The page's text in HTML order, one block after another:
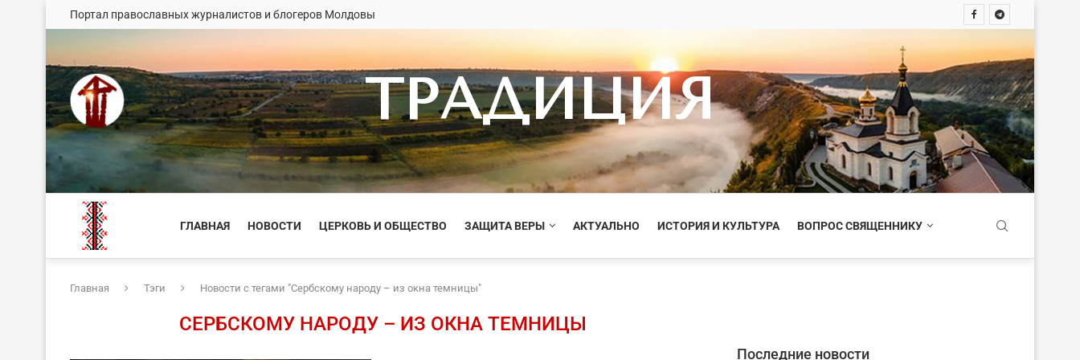
Портал православных журналистов и блогеров Молдовы
ТРАДИЦИЯ
ГЛАВНАЯ НОВОСТИ ЦЕРКОВЬ И ОБЩЕСТВО ЗАЩИТА ВЕРЫ АКТУАЛЬНО ИСТОРИЯ И КУЛЬТУРА ВОПРОС СВЯЩЕННИКУ
Главная Тэги Новости с тегами "Сербскому народу – из окна темницы"
СЕРБСКОМУ НАРОДУ – ИЗ ОКНА ТЕМНИЦЫ
Последние новости